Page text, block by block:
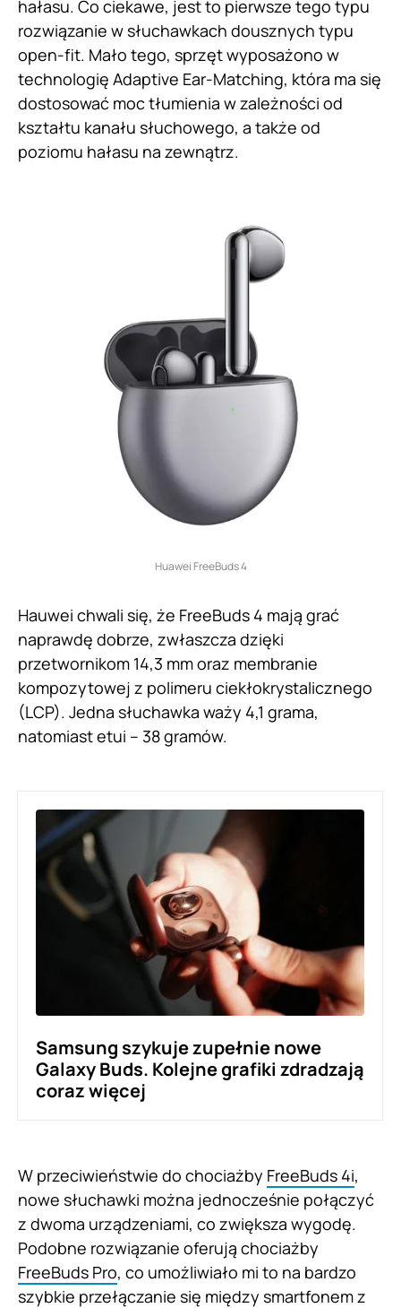
hałasu. Co ciekawe, jest to pierwsze tego typu
rozwiązanie w słuchawkach dousznych typu
open-fit. Mało tego, sprzęt wyposażono w
technologię Adaptive Ear-Matching, która ma się
dostosować moc tłumienia w zależności od
kształtu kanału słuchowego, a także od
poziomu hałasu na zewnątrz.
Huawei FreeBuds 4
Hauwei chwali się, że FreeBuds 4 mają grać
naprawdę dobrze, zwłaszcza dzięki
przetwornikom 14,3 mm oraz membranie
kompozytowej z polimeru ciekłokrystalicznego
(LCP). Jedna słuchawka waży 4,1 grama,
natomiast etui – 38 gramów.
Samsung szykuje zupełnie nowe
Galaxy Buds. Kolejne grafiki zdradzają
coraz więcej
W przeciwieństwie do chociażby FreeBuds 4i,
nowe słuchawki można jednocześnie połączyć
z dwoma urządzeniami, co zwiększa wygodę.
Podobne rozwiązanie oferują chociażby
FreeBuds Pro, co umożliwiało mi to na bardzo
szybkie przełączanie się między smartfonem z